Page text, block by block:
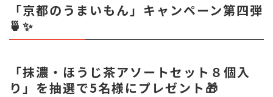
「京都のうまいもん」キャンペーン第四弾
🍵✨
「抹濃・ほうじ茶アソートセット８個入
り」を抽選で5名様にプレゼント🎁